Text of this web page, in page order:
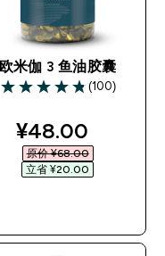
欧米伽 3 鱼油胶囊
4.81 out of 5 stars
(100)
discounted
¥48.00‎
原价 ¥68.00‎
立省 ¥20.00‎